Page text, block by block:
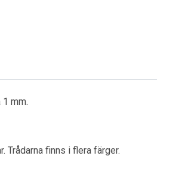
mm.
Trådarna finns i flera färger.